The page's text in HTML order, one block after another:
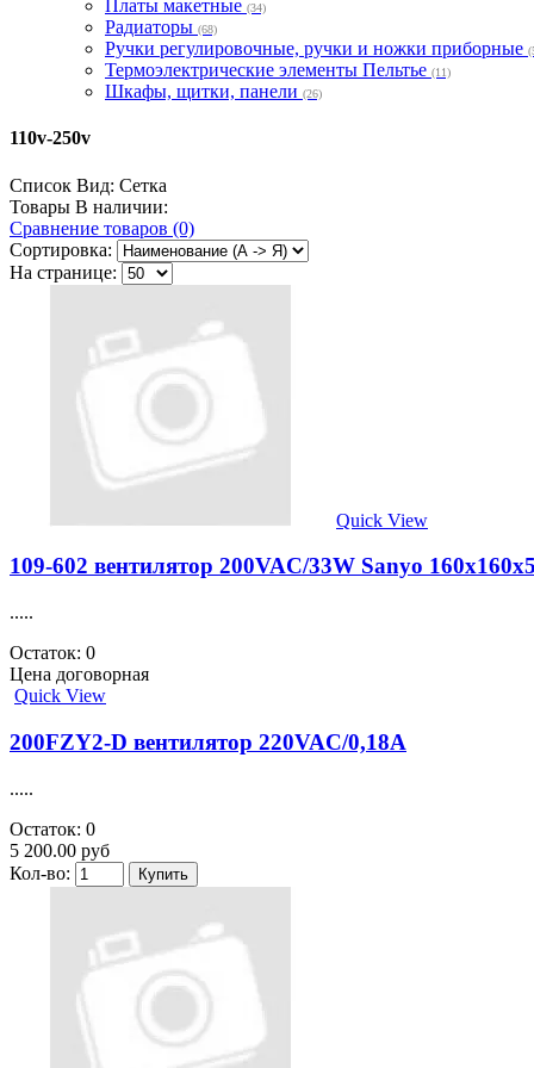
Платы макетные (34)
Радиаторы (68)
Ручки регулировочные, ручки и ножки приборные
Термоэлектрические элементы Пельтье (11)
Шкафы, щитки, панели (26)
110v-250v
Список Вид: Сетка
Товары В наличии:
Сравнение товаров (0)
Сортировка:
На странице:
Quick View
109-602 вентилятор 200VAC/33W Sanyo
.....
Остаток: 0
Цена договорная
Quick View
200FZY2-D вентилятор 220VAC/0,18A
.....
Остаток: 0
5 200.00 руб
Кол-во: